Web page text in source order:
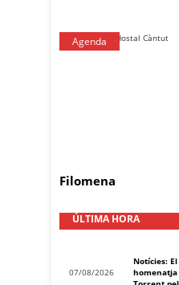
Agenda
Filomena
ÚLTIMA HORA
07/08/2026
Notícies:
homenatja